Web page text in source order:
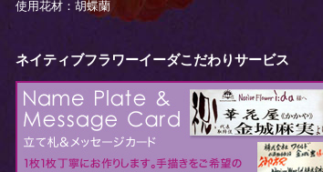
使用花材：胡蝶蘭
ネイティブフラワーイーダこだわりサービス